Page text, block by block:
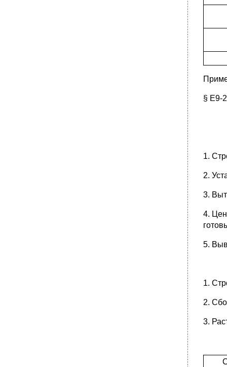
§ Е9-
1.
2.
3.
4.
5.
1.
2.
3.